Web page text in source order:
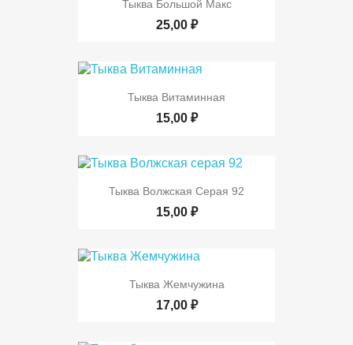
Тыква Большой Макс
25,00 ₽
Тыква Витаминная
15,00 ₽
Тыква Волжская Серая 92
15,00 ₽
Тыква Жемчужина
17,00 ₽